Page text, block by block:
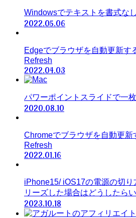
Windowsでテキストを書式な
2022.05.06
Edgeでブラウザを自動更新す
Refresh
2022.04.03
パワーポイントスライドで一
2020.08.10
Chromeでブラウザを自動更新
Refresh
2022.01.16
iPhone15/ iOS17の電源の切り
リーズした場合はどうしたら
2023.10.18